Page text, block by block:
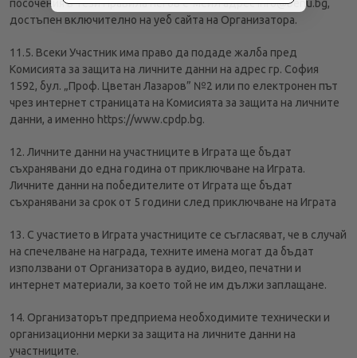
посочения в тези Правила негов е-мейл адрес info@benu.bg,
достъпен включително на уеб сайта на Организатора.
11.5. Всеки Участник има право да подаде жалба пред
Комисията за защита на личните данни на адрес гр. София
1592, бул. „Проф. Цветан Лазаров” №2 или по електронен път
чрез интернет страницата на Комисията за защита на личните
данни, а именно https://www.cpdp.bg.
12. Личните данни на участниците в Играта ще бъдат
съхранявани до една година от приключване на Играта.
Личните данни на победителите от Играта ще бъдат
съхранявани за срок от 5 години след приключване на Играта
13. С участието в Играта участниците се съгласяват, че в случай
на спечелване на награда, техните имена могат да бъдат
използвани от Организатора в аудио, видео, печатни и
интернет материали, за което той не им дължи заплащане.
14. Организаторът предприема необходимите технически и
организационни мерки за защита на личните данни на
участниците.